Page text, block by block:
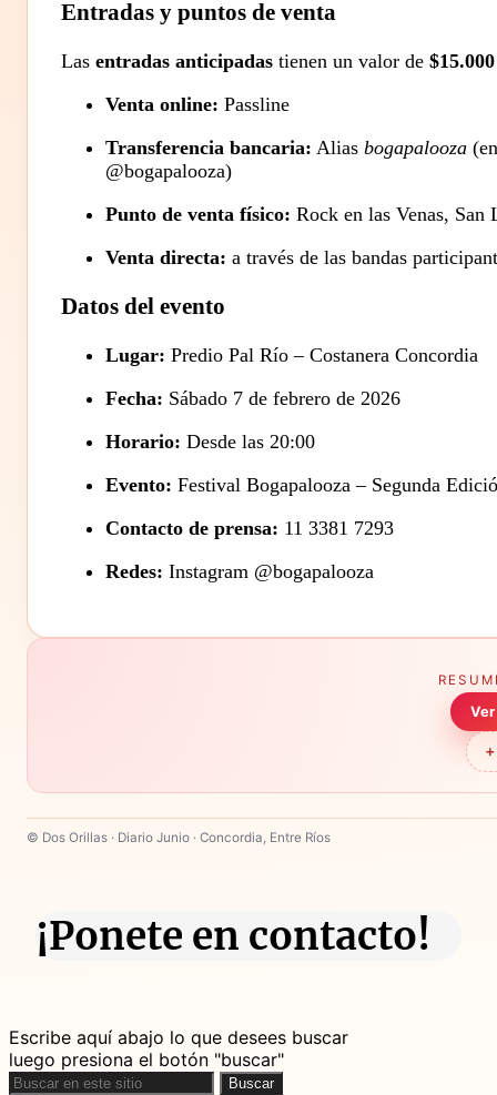
Entradas y puntos de venta
Las entradas anticipadas tienen un valor de $15.000
Venta online: Passline
Transferencia bancaria: Alias bogapalooza
@bogapalooza)
Punto de venta físico: Rock en las Venas,
Venta directa: a través de las bandas
Datos del evento
Lugar: Predio Pal Río – Costanera Concordia
Fecha: Sábado 7 de febrero de 2026
Horario: Desde las 20:00
Evento: Festival Bogapalooza – Segunda
Contacto de prensa: 11 3381 7293
Redes: Instagram @bogapalooza
© Dos Orillas · Diario Junio · Concordia, Entre Ríos
¡Ponete en contacto!
Escribe aquí abajo lo que desees buscar
luego presiona el botón "buscar"
Buscar
Buscar